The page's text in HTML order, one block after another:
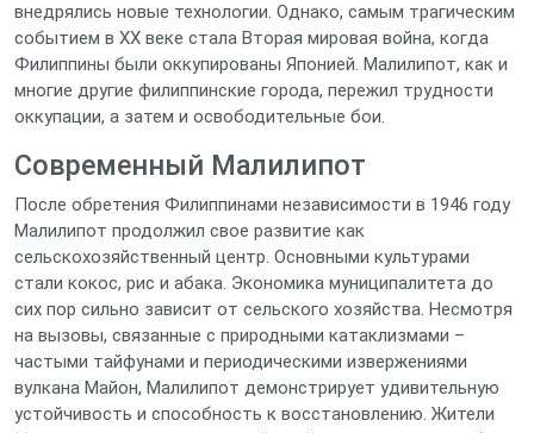
внедрялись новые технологии. Однако, самым трагическим
событием в XX веке стала Вторая мировая война, когда
Филиппины были оккупированы Японией. Малилипот, как и
многие другие филиппинские города, пережил трудности
оккупации, а затем и освободительные бои.
Современный Малилипот
После обретения Филиппинами независимости в 1946 году
Малилипот продолжил свое развитие как
сельскохозяйственный центр. Основными культурами
стали кокос, рис и абака. Экономика муниципалитета до
сих пор сильно зависит от сельского хозяйства. Несмотря
на вызовы, связанные с природными катаклизмами –
частыми тайфунами и периодическими извержениями
вулкана Майон, Малилипот демонстрирует удивительную
устойчивость и способность к восстановлению. Жители